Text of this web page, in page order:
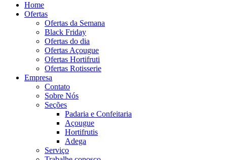
Home
Ofertas
Ofertas da Semana
Black Friday
Ofertas do dia
Ofertas Açougue
Ofertas Hortifruti
Ofertas Rotisserie
Empresa
Contato
Sobre Nós
Seções
Padaria e Confeitaria
Açougue
Hortifrutis
Adega
Serviço